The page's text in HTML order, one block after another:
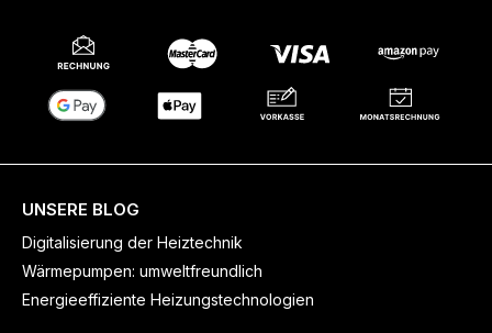
UNSERE BLOG
Digitalisierung der Heiztechnik
Wärmepumpen: umweltfreundlich
Energieeffiziente Heizungstechnologien